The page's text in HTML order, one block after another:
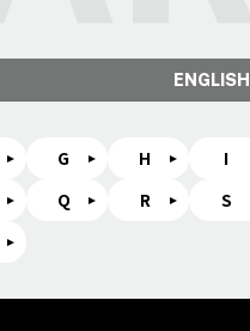
ENGLISH
G H I
Q
R S